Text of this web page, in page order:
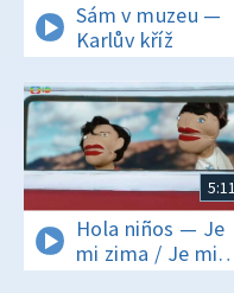
Sám v muzeu —
Karlův kříž
5:11
Hola niños — Je
mi zima / Je mi
horko